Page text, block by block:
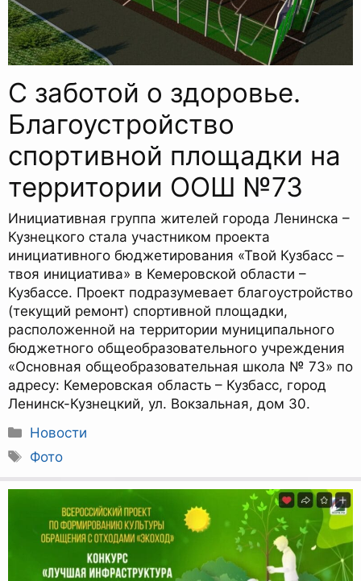
С заботой о здоровье.
Благоустройство
спортивной площадки на
территории ООШ №73
Инициативная группа жителей города Ленинска –
Кузнецкого стала участником проекта
инициативного бюджетирования «Твой Кузбасс –
твоя инициатива» в Кемеровской области –
Кузбассе. Проект подразумевает благоустройство
(текущий ремонт) спортивной площадки,
расположенной на территории муниципального
бюджетного общеобразовательного учреждения
«Основная общеобразовательная школа № 73» по
адресу: Кемеровская область – Кузбасс, город
Ленинск-Кузнецкий, ул. Вокзальная, дом 30.
Рубрики
Новости
Метки
Фото